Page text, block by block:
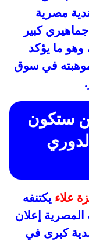
مصرية
جماهيري كبير
وهو ما يؤكد
في سوق
ستكون
علاء يكتنفه
إعلان
كبرى في